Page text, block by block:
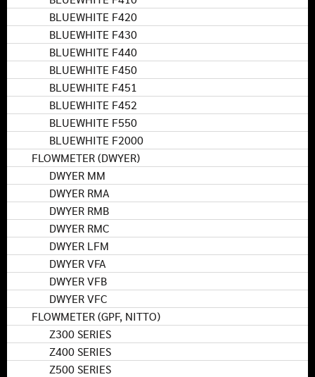
BLUEWHITE F420
BLUEWHITE F430
BLUEWHITE F440
BLUEWHITE F450
BLUEWHITE F451
BLUEWHITE F452
BLUEWHITE F550
BLUEWHITE F2000
FLOWMETER (DWYER)
DWYER MM
DWYER RMA
DWYER RMB
DWYER RMC
DWYER LFM
DWYER VFA
DWYER VFB
DWYER VFC
FLOWMETER (GPF, NITTO)
Z300 SERIES
Z400 SERIES
Z500 SERIES